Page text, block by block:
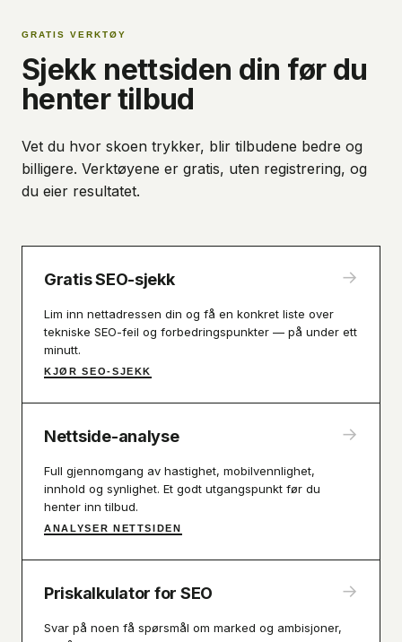
GRATIS VERKTØY
Sjekk nettsiden din før du
henter tilbud
Vet du hvor skoen trykker, blir tilbudene bedre og
billigere. Verktøyene er gratis, uten registrering, og
du eier resultatet.
Gratis SEO-sjekk →
Lim inn nettadressen din og få en konkret liste over
tekniske SEO-feil og forbedringspunkter — på under ett
minutt.
KJØR SEO-SJEKK
Nettside-analyse →
Full gjennomgang av hastighet, mobilvennlighet,
innhold og synlighet. Et godt utgangspunkt før du
henter inn tilbud.
ANALYSER NETTSIDEN
Priskalkulator for SEO →
Svar på noen få spørsmål om marked og ambisjoner,